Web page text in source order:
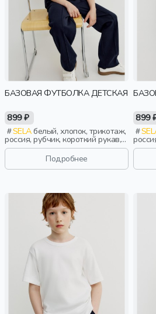
БАЗОВАЯ ФУТБОЛКА ДЕТСКАЯ
899 ₽
SELAбелый, хлопок, трикотаж,
россия, рубчик, короткий рукав,
прямые, полоски, короткие,
школа, манжета, вырез, круглый
вырез, мальчики, дети
Подробнее
899